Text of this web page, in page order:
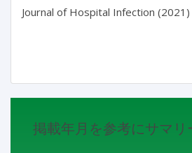
Journal of Hospital Infection
掲載年月を参考にサマリ